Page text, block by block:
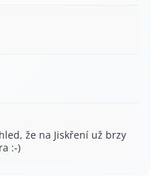
že na Jiskření už brzy
:-)